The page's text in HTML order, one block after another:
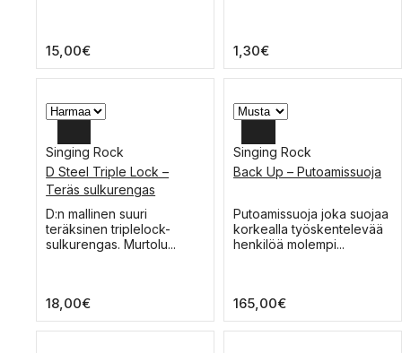
tehdä
valinnat
tuotteen
15,00€
tehdä
valinnat
tuotteen
1,30€
Singing Rock
D Steel Triple Lock –
Teräs sulkurengas
Tällä
tuotteella
on
tehdä
valinnat
tuotteen
D:n mallinen suuri
teräksinen triplelock-
sulkurengas. Murtolu...
18,00€
Singing Rock
Back Up – Putoamissuoja
Tällä
tuotteella
on
tehdä
valinnat
tuotteen
Putoamissuoja joka suojaa
korkealla työskentelevää
henkilöä molempi...
165,00€